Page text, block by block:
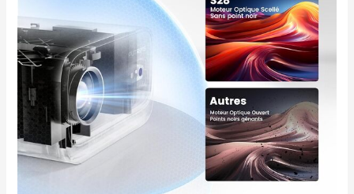
le scintillement des
néons de « Blade Runner
». Avec un rapport de
projection de 1,1: 1, créez
une image
époustouflante de 100‘’
avec une diatance
seulement de 2,4m,
transformant même les
espaces exiguës en une
expérience
cinématographique